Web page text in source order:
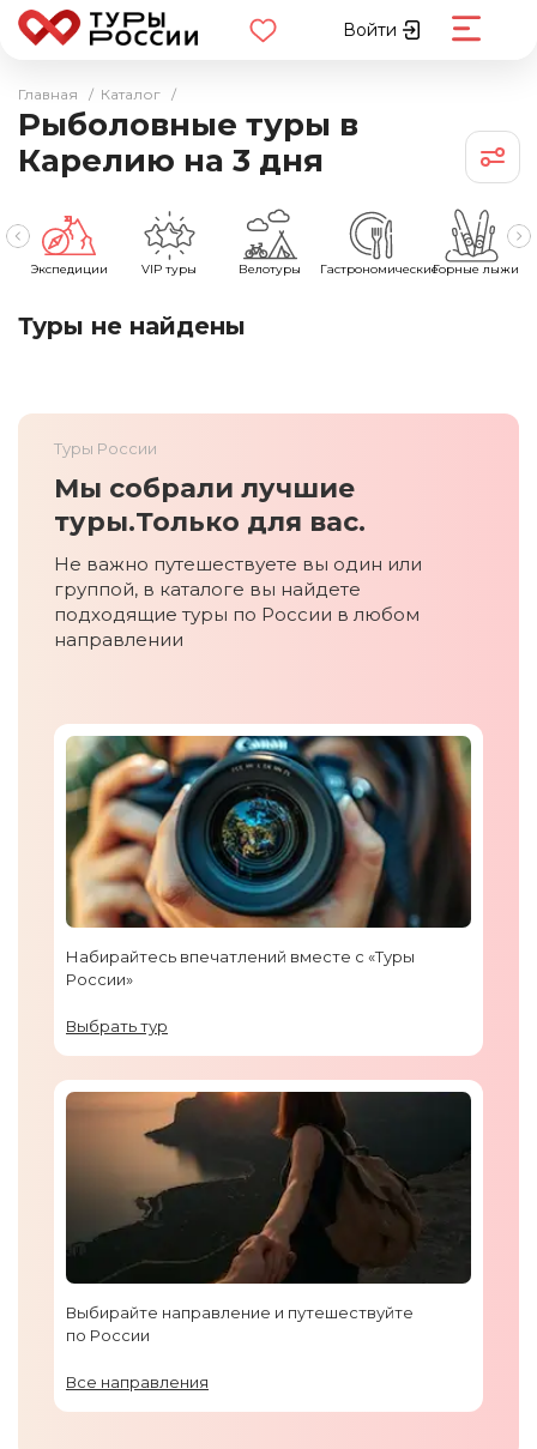
Войти
Главная / Каталог /
Рыболовные туры в
Карелию на 3 дня
Экспедиции VIP туры Велотуры ГастрономическиеГорные лыжи
Туры не найдены
Туры России
Мы собрали лучшие
туры.Только для вас.
Не важно путешествуете вы один или
группой, в каталоге вы найдете
подходящие туры по России в любом
направлении
Набирайтесь впечатлений вместе с «Туры
России»
Выбрать тур
Выбирайте направление и путешествуйте
по России
Все направления